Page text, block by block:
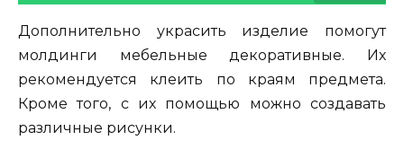
Дополнительно украсить изделие помогут
молдинги мебельные декоративные. Их
рекомендуется клеить по краям предмета.
Кроме того, с их помощью можно создавать
различные рисунки.